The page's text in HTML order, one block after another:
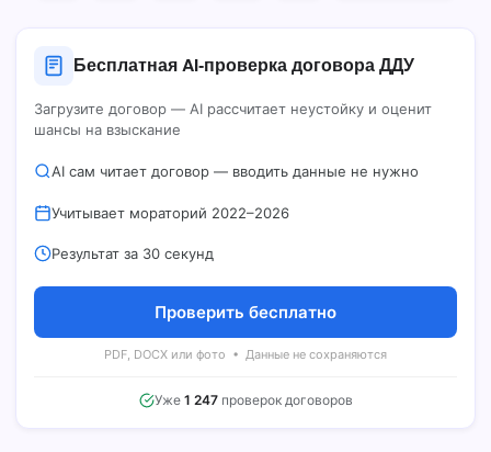
Бесплатная AI‑проверка договора ДДУ
Загрузите договор — AI рассчитает неустойку и оценит
шансы на взыскание
AI сам читает договор — вводить данные не нужно
Учитывает мораторий 2022–2026
Результат за 30 секунд
Проверить бесплатно
PDF, DOCX или фото • Данные не сохраняются
Уже 1 247проверок договоров